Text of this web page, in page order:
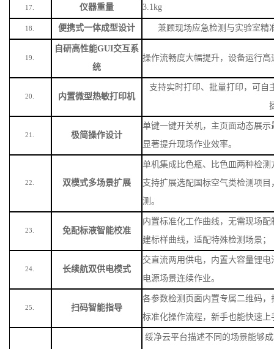
17. 仪器重量 3.1kg
18. 便携式一体成型设计 兼顾现场应急检测与实验室精
19.
自研高性能GUI交互系
统
操作流畅度大幅提升，设备运行
20. 内置微型热敏打印机
支持实时打印、批量打印，可自
21. 极简操作设计
单键一键开关机，主页面动态展
显著提升现场作业效率。
22. 双模式多场景扩展
单机集成比色瓶、比色皿两种检
支持扩展选配国标空气类检测项
测。
23. 免配标液智能校准
内置标准化工作曲线，无需现场
建标样曲线，适配特殊检测场景 ；
24. 长续航双供电模式
交直流两用供电，内置大容量锂电
电源场景连续作业。
25. 扫码智能指导
各参数检测页面内置专属二维码
标准化操作流程，新手也能快速上
绥净云平台描述不同的场景能够